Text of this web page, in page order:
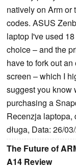
natively on Arm or
codes. ASUS
laptop I've used
choice – and the
have to fork out
screen – which I
suggest you know
purchasing a
Recenzja laptopa,
długa, Data: 26/
The Future of
A14 Review